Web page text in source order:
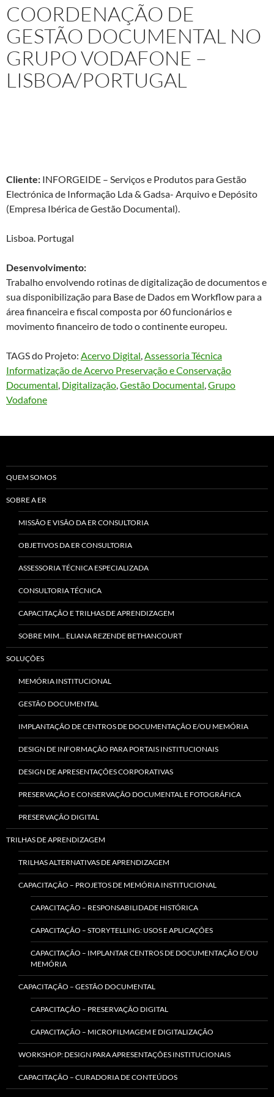
COORDENAÇÃO DE
GESTÃO DOCUMENTAL NO
GRUPO VODAFONE –
LISBOA/PORTUGAL
Cliente: INFORGEIDE – Serviços e Produtos para Gestão
Electrónica de Informação Lda & Gadsa- Arquivo e Depósito
(Empresa Ibérica de Gestão Documental).
Lisboa. Portugal
Desenvolvimento:
Trabalho envolvendo rotinas de digitalização de documentos e
sua disponibilização para Base de Dados em Workflow para a
área financeira e fiscal composta por 60 funcionários e
movimento financeiro de todo o continente europeu.
TAGS do Projeto: Acervo Digital Assessoria Técnica
Informatização de Acervo Preservação e Conservação
Documental Digitalização Gestão Documental Grupo
Vodafone
QUEM SOMOS
SOBRE A ER
MISSÃO E VISÃO DA ER CONSULTORIA
OBJETIVOS DA ER CONSULTORIA
ASSESSORIA TÉCNICA ESPECIALIZADA
CONSULTORIA TÉCNICA
CAPACITAÇÃO E TRILHAS DE APRENDIZAGEM
SOBRE MIM… ELIANA REZENDE BETHANCOURT
SOLUÇÕES
MEMÓRIA INSTITUCIONAL
GESTÃO DOCUMENTAL
IMPLANTAÇÃO DE CENTROS DE DOCUMENTAÇÃO E/OU MEMÓRIA
DESIGN DE INFORMAÇÃO PARA PORTAIS INSTITUCIONAIS
DESIGN DE APRESENTAÇÕES CORPORATIVAS
PRESERVAÇÃO E CONSERVAÇÃO DOCUMENTAL E FOTOGRÁFICA
PRESERVAÇÃO DIGITAL
TRILHAS DE APRENDIZAGEM
TRILHAS ALTERNATIVAS DE APRENDIZAGEM
CAPACITAÇÃO – PROJETOS DE MEMÓRIA INSTITUCIONAL
CAPACITAÇÃO – RESPONSABILIDADE HISTÓRICA
CAPACITAÇÃO – STORYTELLING: USOS E APLICAÇÕES
CAPACITAÇÃO – IMPLANTAR CENTROS DE DOCUMENTAÇÃO E/OU
MEMÓRIA
CAPACITAÇÃO – GESTÃO DOCUMENTAL
CAPACITAÇÃO – PRESERVAÇÃO DIGITAL
CAPACITAÇÃO – MICROFILMAGEM E DIGITALIZAÇÃO
WORKSHOP: DESIGN PARA APRESENTAÇÕES INSTITUCIONAIS
CAPACITAÇÃO – CURADORIA DE CONTEÚDOS